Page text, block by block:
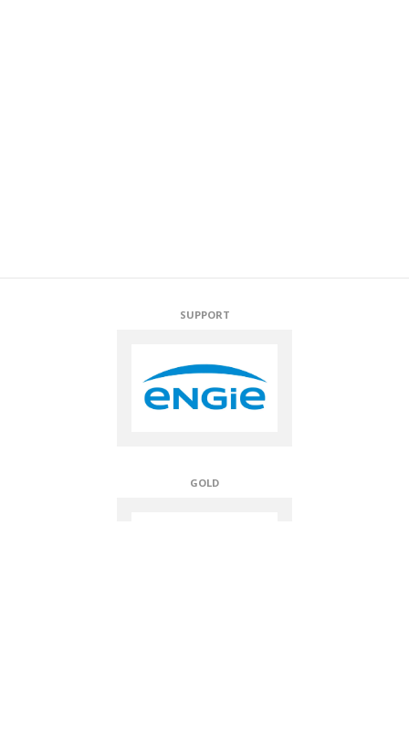
SUPPORT
GOLD